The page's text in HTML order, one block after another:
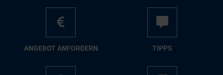
AN­GE­BOT AN­FOR­DERN TIPPS